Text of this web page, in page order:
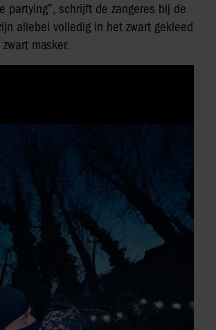
partying”, schrijft de zangeres bij de
allebei volledig in het zwart gekleed
masker.